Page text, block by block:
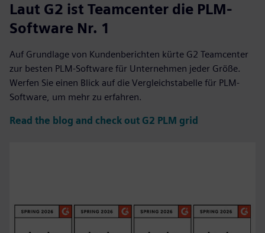
Laut G2 ist Teamcenter die PLM-
Software Nr. 1
Auf Grundlage von Kundenberichten kürte G2 Teamcenter
zur besten PLM-Software für Unternehmen jeder Größe.
Werfen Sie einen Blick auf die Vergleichstabelle für PLM-
Software, um mehr zu erfahren.
Read the blog and check out G2 PLM grid